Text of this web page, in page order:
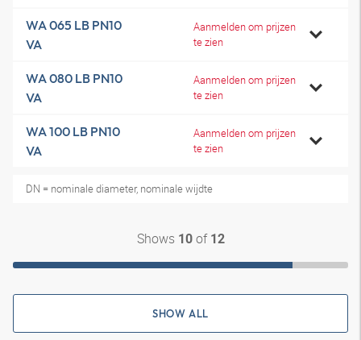
WA 065 LB PN10
VA
Aanmelden om prijzen
te zien
WA 080 LB PN10
VA
Aanmelden om prijzen
te zien
WA 100 LB PN10
VA
Aanmelden om prijzen
te zien
DN = nominale diameter, nominale wijdte
Shows 10of 12
SHOW ALL